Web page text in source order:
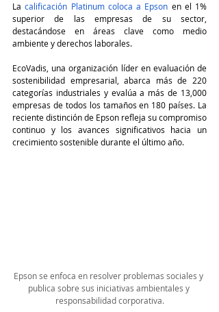
La calificación Platinum coloca a Epson en el 1%
superior de las empresas de su sector,
destacándose en áreas clave como medio
ambiente y derechos laborales.
EcoVadis, una organización líder en evaluación de
sostenibilidad empresarial, abarca más de 220
categorías industriales y evalúa a más de 13,000
empresas de todos los tamaños en 180 países. La
reciente distinción de Epson refleja su compromiso
continuo y los avances significativos hacia un
crecimiento sostenible durante el último año.
Epson se enfoca en resolver problemas sociales y
publica sobre sus iniciativas ambientales y
responsabilidad corporativa.